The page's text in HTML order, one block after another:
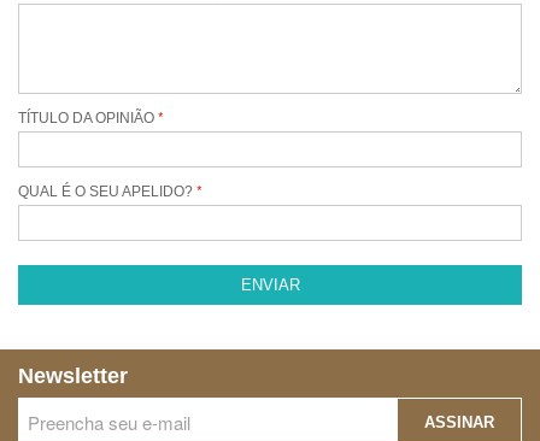
TÍTULO DA OPINIÃO
QUAL É O SEU APELIDO?
ENVIAR
Newsletter
ASSINAR